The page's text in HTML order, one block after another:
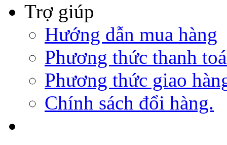
Trợ giúp
Hướng dẫn mua hàng
Phương thức thanh
Phương thức giao
Chính sách đổi hàng.